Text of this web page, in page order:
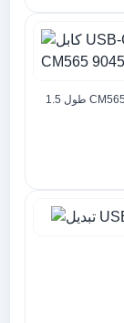
کابل USB-C به HDMI 8K@60Hz یوگرین مدل CM565 90451 طول 1.5